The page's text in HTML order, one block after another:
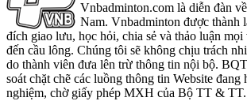
Vnbadminton.com là diễn đàn
Nam. Vnbadminton được thành
đích giao lưu, học hỏi, chia sẻ và thảo luận mọi
đến cầu lông. Chúng tôi sẽ không chịu trách
do thành viên đưa lên trừ thông tin nội bộ.
soát chặt chẽ các luồng thông tin Website đang
nghiệm, chờ giấy phép MXH của Bộ TT & TT.